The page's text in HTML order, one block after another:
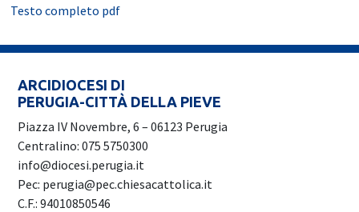
Testo completo pdf
ARCIDIOCESI DI
PERUGIA-CITTÀ DELLA PIEVE
Piazza IV Novembre, 6 – 06123 Perugia
Centralino: 075 5750300
info@diocesi.perugia.it
Pec: perugia@pec.chiesacattolica.it
C.F.: 94010850546